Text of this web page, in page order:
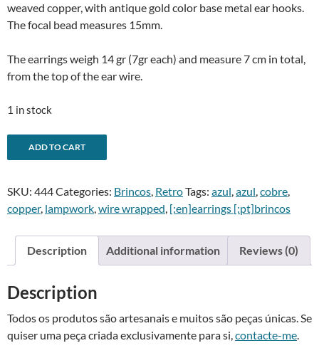
weaved copper, with antique gold color base metal ear hooks.
The focal bead measures 15mm.
The earrings weigh 14 gr (7gr each) and measure 7 cm in total,
from the top of the ear wire.
1 in stock
Brincos
ânfora
-
Blue
earrings
quantity
ADD TO CART
e
r
a
t
e
:
SKU: 444Categories: Brincos, RetroTags: azul,azul,cobre,
copper, lampwork,wire wrapped, [:en]earrings [:pt]brincos
Description Additional information Reviews (0)
Description
Todos os produtos são artesanais e muitos são peças únicas. Se
quiser uma peça criada exclusivamente para si, contacte-me